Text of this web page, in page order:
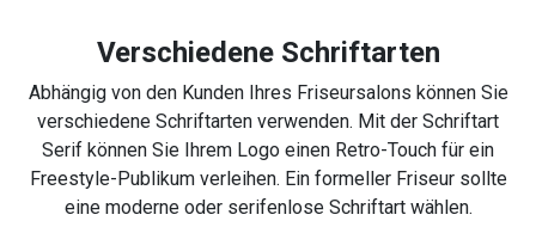
Verschiedene Schriftarten
Abhängig von den Kunden Ihres Friseursalons können Sie
verschiedene Schriftarten verwenden. Mit der Schriftart
Serif können Sie Ihrem Logo einen Retro-Touch für ein
Freestyle-Publikum verleihen. Ein formeller Friseur sollte
eine moderne oder serifenlose Schriftart wählen.